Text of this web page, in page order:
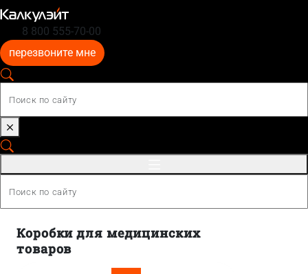
8 800 555-70-00
перезвоните мне
Коробки для медицинских
товаров